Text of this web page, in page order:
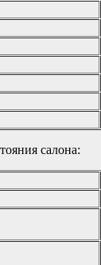
салона: